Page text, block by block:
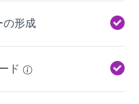
の形成
ド